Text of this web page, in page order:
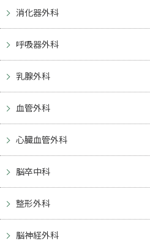
消化器外科
呼吸器外科
乳腺外科
血管外科
心臓血管外科
脳卒中科
整形外科
脳神経外科